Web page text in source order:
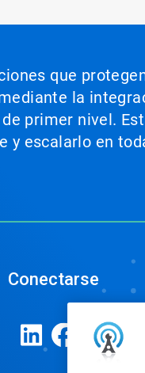
que
la
primer nivel.
escalarlo en
Conectarse